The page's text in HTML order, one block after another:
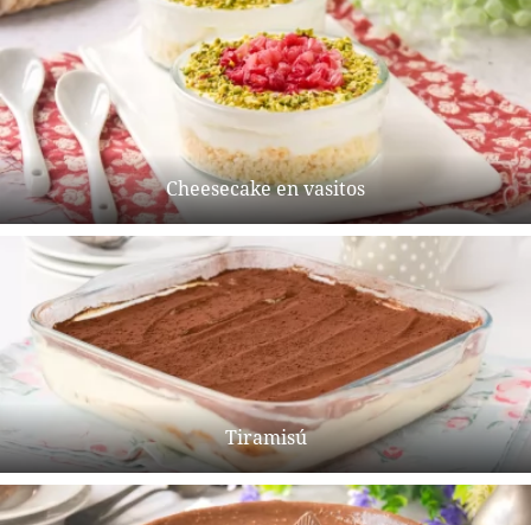
Cheesecake en vasitos
Tiramisú